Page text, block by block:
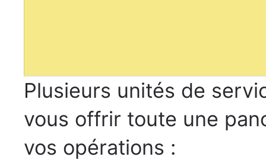
Plusieurs unités de
vous offrir toute une
vos opérations :